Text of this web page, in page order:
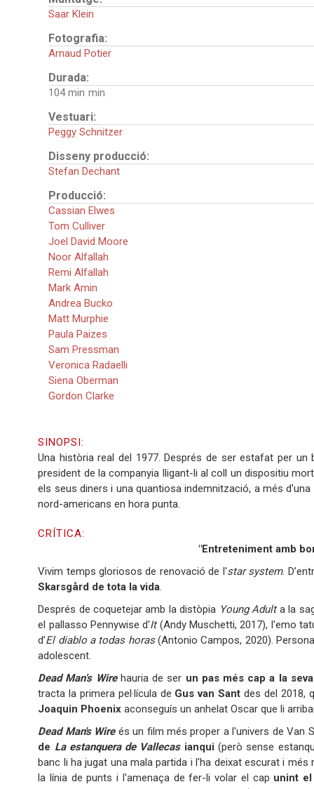
Saar Klein
Fotografia:
Arnaud Potier
Durada:
104 min
Vestuari:
Peggy Schnitzer
Disseny producció:
Stefan Dechant
Producció:
Cassian Elwes
Tom Culliver
Joel David Moore
Noor Alfallah
Remi Alfallah
Mark Amin
Andrea Bucko
Matt Murphie
Paula Paizes
Sam Pressman
Veronica Radaelli
Siena Oberman
Gordon Clarke
SINOPSI:
Una història real del 1977. Després de ser estafat per
president de la companyia lligant-li al coll un dispositiu
els seus diners i una quantiosa indemnització, a més
nord-americans en hora punta.
CRÍTICA:
"Entreteniment amb
Vivim temps gloriosos de renovació de l'star system.
Skarsgård de tota la vida.
Després de coquetejar amb la distòpia Young Adulta la
el pallasso Pennywise d'It(Andy Muschetti, 2017), l'emo
d’El diablo a todas horas(Antonio Campos, 2020).
adolescent.
Dead Man’s Wirehauria de ser un pas més cap a la
tracta la primera pel·lícula de Gus van Sant des del 2018,
Joaquin Phoenix aconseguís un anhelat Oscar que li
Dead Man's Wireés un film més proper a l'univers de Van
de La estanquera de Vallecas ianqui (però sense
banc li ha jugat una mala partida i l'ha deixat escurat i
la línia de punts i l'amenaça de fer-li volar el cap unint